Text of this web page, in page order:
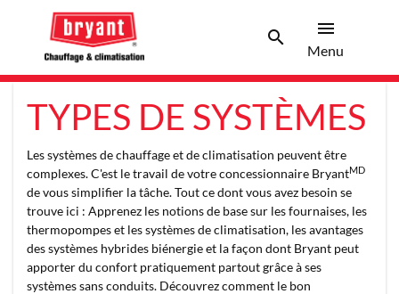
searchSearch
menu
Menu
TYPES DE SYSTÈMES
Les systèmes de chauffage et de climatisation peuvent être
complexes. C'est le travail de votre concessionnaire BryantMD
de vous simplifier la tâche. Tout ce dont vous avez besoin se
trouve ici : Apprenez les notions de base sur les fournaises, les
thermopompes et les systèmes de climatisation, les avantages
des systèmes hybrides biénergie et la façon dont Bryant peut
apporter du confort pratiquement partout grâce à ses
systèmes sans conduits. Découvrez comment le bon